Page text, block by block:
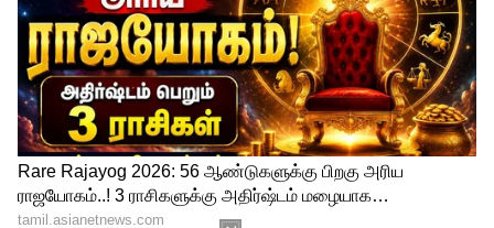
சுக்கிரன் ஆட்சி செய்யும் ராசியான
ரிஷபத்திற்கு இந்த காலம் சாதகமாக
அமையக்கூடும் என்று கூறப்படுகிறது.
நீண்ட நாட்களாக எதிர்பார்த்திருந்த பதவி
உயர்வு, தொழில் விரிவாக்கம் அல்லது
புதிய முதலீட்டு வாய்ப்புகள் கிடைக்கலாம்.
வாகனம் வாங்கும் எண்ணம்